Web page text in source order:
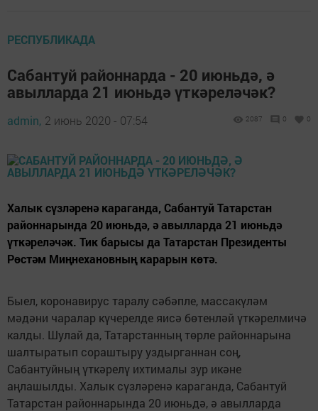
РЕСПУБЛИКАДА
Сабантуй районнарда - 20 июньдә, ә
авылларда 21 июньдә үткәреләчәк?
admin, 2 июнь 2020 - 07:54 2087 0 0
Халык сүзләренә караганда, Сабантуй Татарстан
районнарында 20 июньдә, ә авылларда 21 июньдә
үткәреләчәк. Тик барысы да Татарстан Президенты
Рөстәм Миңнехановның карарын көтә.
Быел, коронавирус таралу сәбәпле, массакүләм
мәдәни чаралар күчерелде яисә бөтенләй үткәрелмичә
калды. Шулай да, Татарстанның төрле районнарына
шалтыратып сораштыру уздырганнан соң,
Сабантуйның үткәрелү ихтималы зур икәне
аңлашылды. Халык сүзләренә караганда, Сабантуй
Татарстан районнарында 20 июньдә, ә авылларда